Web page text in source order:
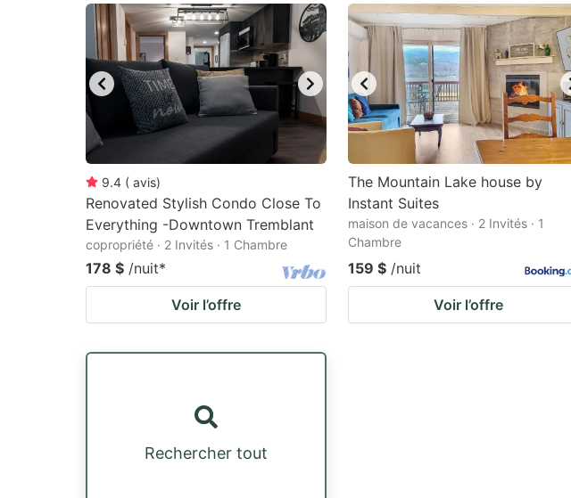
9.4 ( avis)
Renovated Stylish Condo Close To
Everything -Downtown Tremblant
copropriété · 2 Invités · 1 Chambre
178 $ /nuit*
Voir l’offre
The Mountain Lake house by
Instant Suites
maison de vacances · 2 Invités · 1
Chambre
159 $ /nuit
Voir l’offre
Rechercher tout